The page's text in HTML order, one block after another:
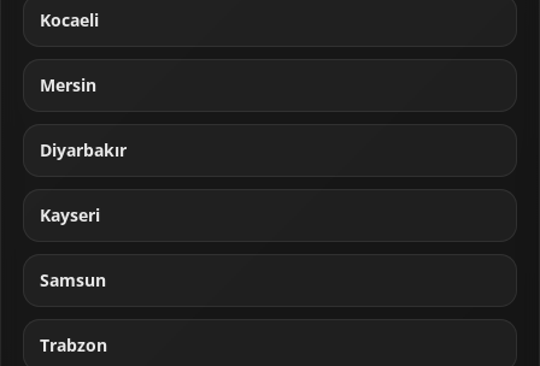
Kocaeli
Mersin
Diyarbakır
Kayseri
Samsun
Trabzon